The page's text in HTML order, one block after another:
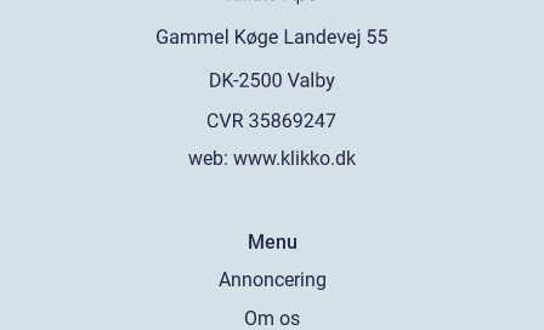
web: www.klikko.dk
Menu
Annoncering
Om os